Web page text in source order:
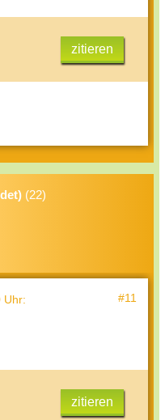
zitieren
(22)
Uhr: #11
zitieren